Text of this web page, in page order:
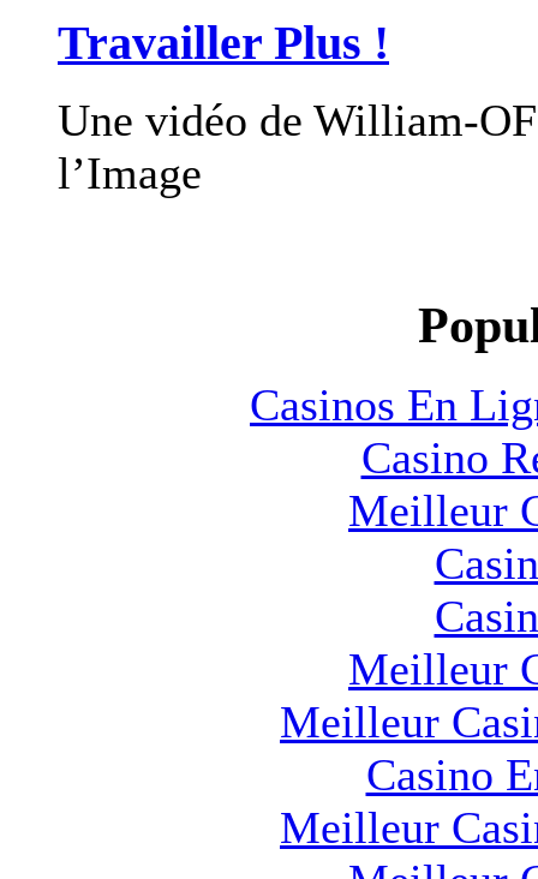
Travailler Plus !
Une vidéo de William-
l’Image
Casinos En
Casino
Meilleur
Meilleur
Meilleur
Casino
Meilleur